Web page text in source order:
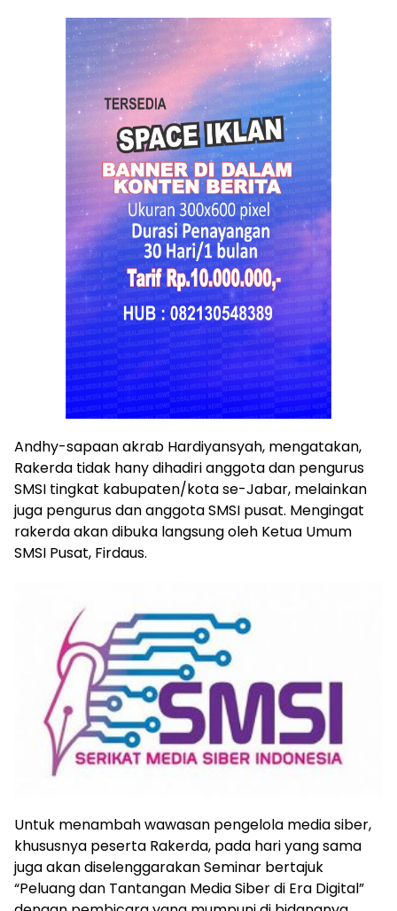
Andhy-sapaan akrab Hardiyansyah, mengatakan,
Rakerda tidak hany dihadiri anggota dan pengurus
SMSI tingkat kabupaten/kota se-Jabar, melainkan
juga pengurus dan anggota SMSI pusat. Mengingat
rakerda akan dibuka langsung oleh Ketua Umum
SMSI Pusat, Firdaus.
Untuk menambah wawasan pengelola media siber,
khususnya peserta Rakerda, pada hari yang sama
juga akan diselenggarakan Seminar bertajuk
“Peluang dan Tantangan Media Siber di Era Digital”